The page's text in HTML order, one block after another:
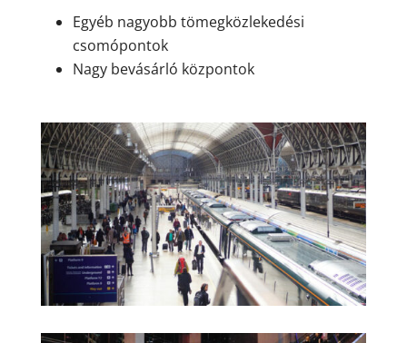
Egyéb nagyobb tömegközlekedési
csomópontok
Nagy bevásárló központok